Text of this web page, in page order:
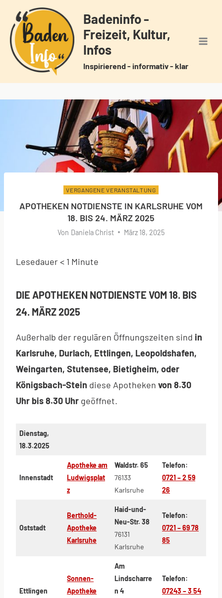
Inhalt
springen
Badeninfo -
Freizeit, Kultur,
Infos
Inspirierend - informativ - klar
VERGANGENE VERANSTALTUNG
APOTHEKEN NOTDIENSTE IN KARLSRUHE VOM
18. BIS 24. MÄRZ 2025
Von Daniela Christ März 18, 2025
Lesedauer< 1 Minute
DIE APOTHEKEN NOTDIENSTE VOM 18. BIS
24. MÄRZ 2025
Außerhalb der regulären Öffnungszeiten sind in
Karlsruhe, Durlach, Ettlingen, Leopoldshafen,
Weingarten, Stutensee, Bietigheim, oder
Königsbach-Stein diese Apotheken von 8.30
Uhr bis 8.30 Uhr geöffnet.
Dienstag,
18.3.2025
Innenstadt
Apotheke am
Ludwigsplat
z
Waldstr. 65
76133
Karlsruhe
Telefon:
0721 – 2 59
26
Oststadt
Berthold-
Apotheke
Karlsruhe
Haid-und-
Neu-Str. 38
76131
Karlsruhe
Telefon:
0721 – 69 78
85
Ettlingen
Sonnen-
Apotheke
Am
Lindscharre
n 4
Telefon:
07243 – 3 54